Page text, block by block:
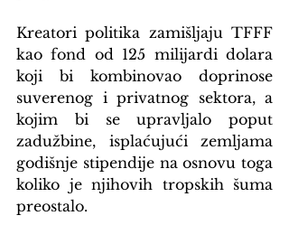
Kreatori politika zamišljaju TFFF
kao fond od 125 milijardi dolara
koji bi kombinovao doprinose
suverenog i privatnog sektora, a
kojim bi se upravljalo poput
zadužbine, isplaćujući zemljama
godišnje stipendije na osnovu toga
koliko je njihovih tropskih šuma
preostalo.